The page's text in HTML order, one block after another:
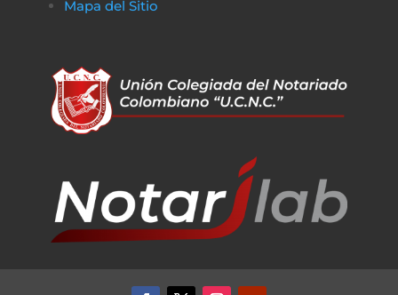
Mapa del Sitio